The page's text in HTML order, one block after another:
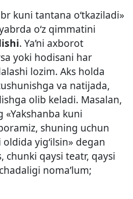
kuni tantana o‘tkaziladi»
o‘z qimmatini
. Ya’ni axborot
yoki hodisani har
lozim. Aks holda
va natijada,
olib keladi. Masalan,
kuni
shuning uchun
yig‘ilsin» degan
chunki qaysi teatr, qaysi
noma’lum;